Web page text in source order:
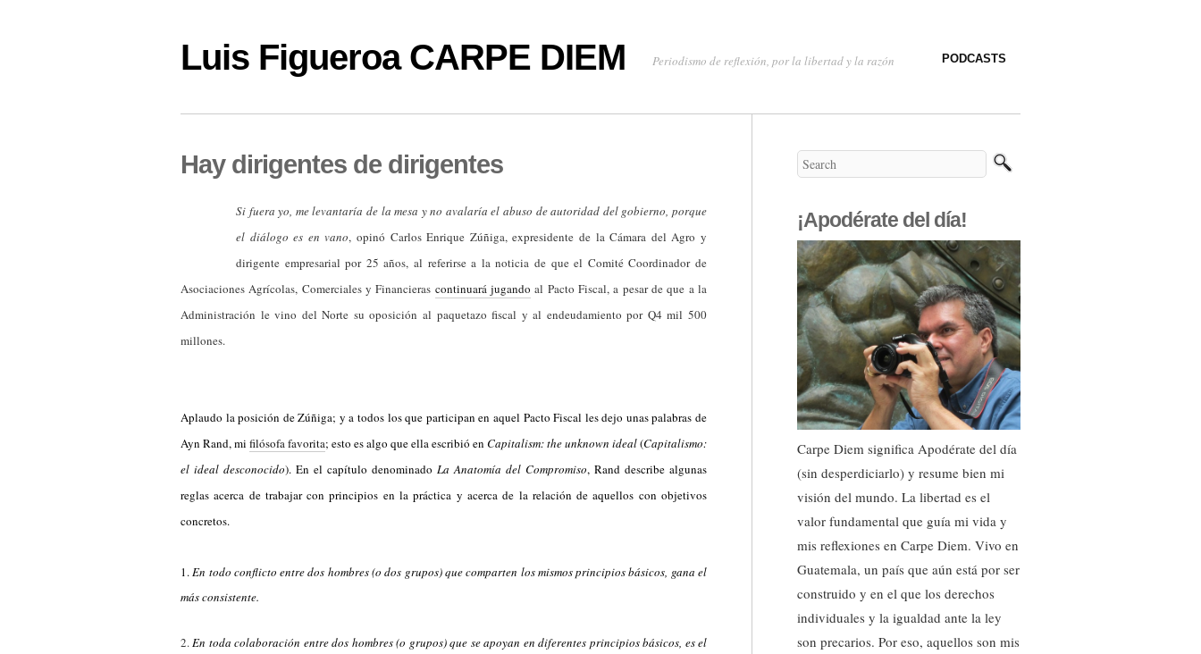
Luis Figueroa CARPE DIEM Periodismo de reflexión, por la libertad y la razón PODCASTS
Hay dirigentes de dirigentes
Si fuera yo, me levantaría de la mesa y no avalaría el abuso de autoridad del gobierno, porque
el diálogo es en vano, opinó Carlos Enrique Zúñiga, expresidente de la Cámara del Agro y
dirigente empresarial por 25 años, al referirse a la noticia de que el Comité Coordinador de
Asociaciones Agrícolas, Comerciales y Financieras continuará jugando al Pacto Fiscal, a pesar de que a la
Administración le vino del Norte su oposición al paquetazo fiscal y al endeudamiento por Q4 mil 500
millones.
Aplaudo la posición de Zúñiga; y a todos los que participan en aquel Pacto Fiscal les dejo unas palabras de
Ayn Rand, mi filósofa favorita; esto esalgo que ella escribió en Capitalism: the unknown ideal(Capitalismo:
el ideal desconocido). En el capítulo denominado La Anatomía del Compromiso, Rand describe algunas
reglas acerca de trabajar con principios en la práctica y acerca de la relación de aquellos con objetivos
concretos.
1.En todo conflicto entre dos hombres (o dos grupos) que comparten los mismos principios básicos, gana el
más consistente.
2.En toda colaboración entre dos hombres (o grupos) que se apoyan en diferentes principios básicos, es el
¡Apodérate del día!
Carpe Diem significa Apodérate del día
(sin desperdiciarlo) y resume bien mi
visión del mundo. La libertad es el
valor fundamental que guía mi vida y
mis reflexiones en Carpe Diem. Vivo en
Guatemala, un país que aún está por ser
construido y en el que los derechos
individuales y la igualdad ante la ley
son precarios. Por eso, aquellos son mis